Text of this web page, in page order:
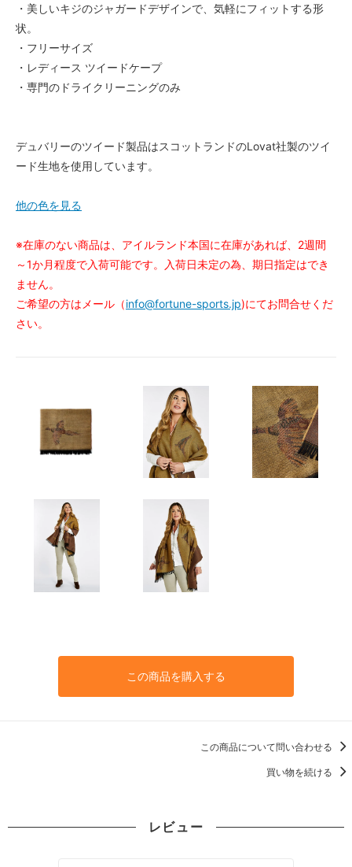
・美しいキジのジャガードデザインで、気軽にフィットする形
状。
・フリーサイズ
・レディース ツイードケープ
・専門のドライクリーニングのみ
デュバリーのツイード製品はスコットランドのLovat社製のツイ
ード生地を使用しています。
他の色を見る
※在庫のない商品は、アイルランド本国に在庫があれば、2週間
～1か月程度で入荷可能です。入荷日未定の為、期日指定はでき
ません。
ご希望の方はメール（info@fortune-sports.jp)にてお問合せくだ
さい。
この商品を購入する
この商品について問い合わせる
買い物を続ける
レビュー